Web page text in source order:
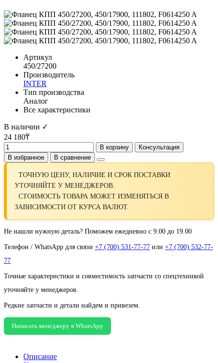
Артикул
450/27200
Производитель
INTER
Тип производства
Аналог
Все характеристики
В наличии ✓
24 180₸
В корзину
Консультация
В избранное
В сравнение
ТОЧНУЮ ЦЕНУ, НАЛИЧИЕ И СРОК ПОСТАВКИ
УТОЧНЯЙТЕ У МЕНЕДЖЕРОВ.
СТОИМОСТЬ ТОВАРА МОЖЕТ ИЗМЕНЯТЬСЯ В
ЗАВИСИМОСТИ ОТ КУРСА ВАЛЮТ.
Не нашли нужную деталь? Поможем ежедневно с 9.00 до 19.00
Телефон / WhatsApp для связи +7 (700) 531-77-77 или +7 (700) 532-77-
77
Точные характеристики и совместимость запчасти со спецтехникой
уточняйте у менеджеров.
Редкие запчасти и детали найдем и привезем.
Написать менеджеру в WhatsApp
Описание